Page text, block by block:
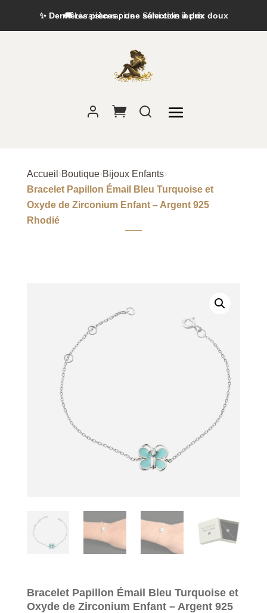
✨ Dernières pièces : une sélection à prix doux
Accueil ›Boutique›Bijoux Enfants›
Bracelet Papillon Émail Bleu Turquoise et
Oxyde de Zirconium Enfant – Argent 925
Rhodié
Bracelet Papillon Émail Bleu Turquoise et
Oxyde de Zirconium Enfant – Argent 925